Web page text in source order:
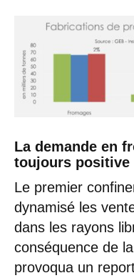
La demande en
toujours positive
Le premier
dynamisé les
dans les rayons
conséquence de
provoqua un